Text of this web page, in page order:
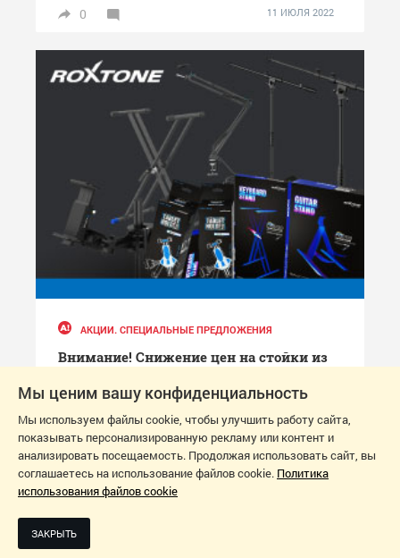
0 11 ИЮЛЯ 2022
АКЦИИ. СПЕЦИАЛЬНЫЕ ПРЕДЛОЖЕНИЯ
Внимание! Снижение цен на стойки из
1 19 МАЯ 2022
Мы ценим вашу конфиденциальность
Мы используем файлы cookie, чтобы улучшить работу сайта,
показывать персонализированную рекламу или контент и
анализировать посещаемость. Продолжая использовать сайт, вы
соглашаетесь на использование файлов cookie. Политика
использования файлов cookie
ЗАКРЫТЬ